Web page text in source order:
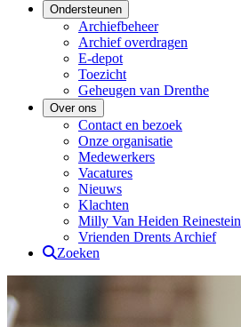
Ondersteunen
Archiefbeheer
Archief overdragen
E-depot
Toezicht
Geheugen van Drenthe
Over ons
Contact en bezoek
Onze organisatie
Medewerkers
Vacatures
Nieuws
Klachten
Milly Van Heiden Reinestein
Vrienden Drents Archief
Zoeken
Drents Archief